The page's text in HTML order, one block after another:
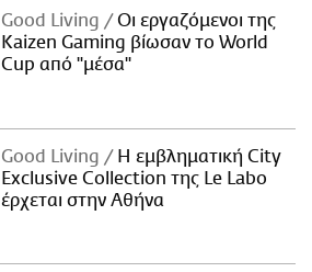
Good Living
Οι εργαζόμενοι της
Kaizen Gaming βίωσαν το World
Cup από "μέσα"
Good Living
Η εμβληματική City
Exclusive Collection της Le Labo
έρχεται στην Αθήνα